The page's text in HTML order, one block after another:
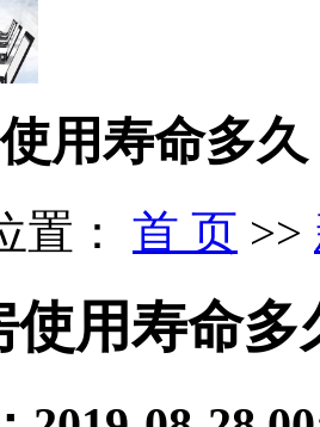
用寿命多久
置： 首 页 >>
使用寿命多